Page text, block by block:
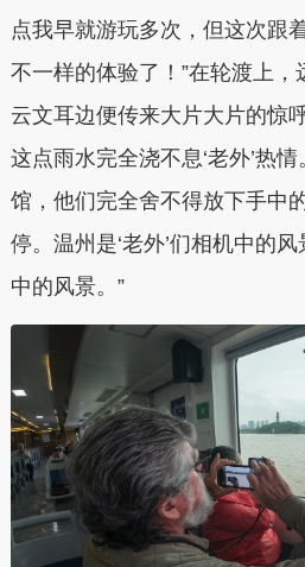
点我早就游玩多次，但这次跟
不一样的体验了！”在轮渡上
云文耳边便传来大片大片的惊
这点雨水完全浇不息‘老外’热
馆，他们完全舍不得放下手中
停。温州是‘老外’们相机中的
中的风景。”